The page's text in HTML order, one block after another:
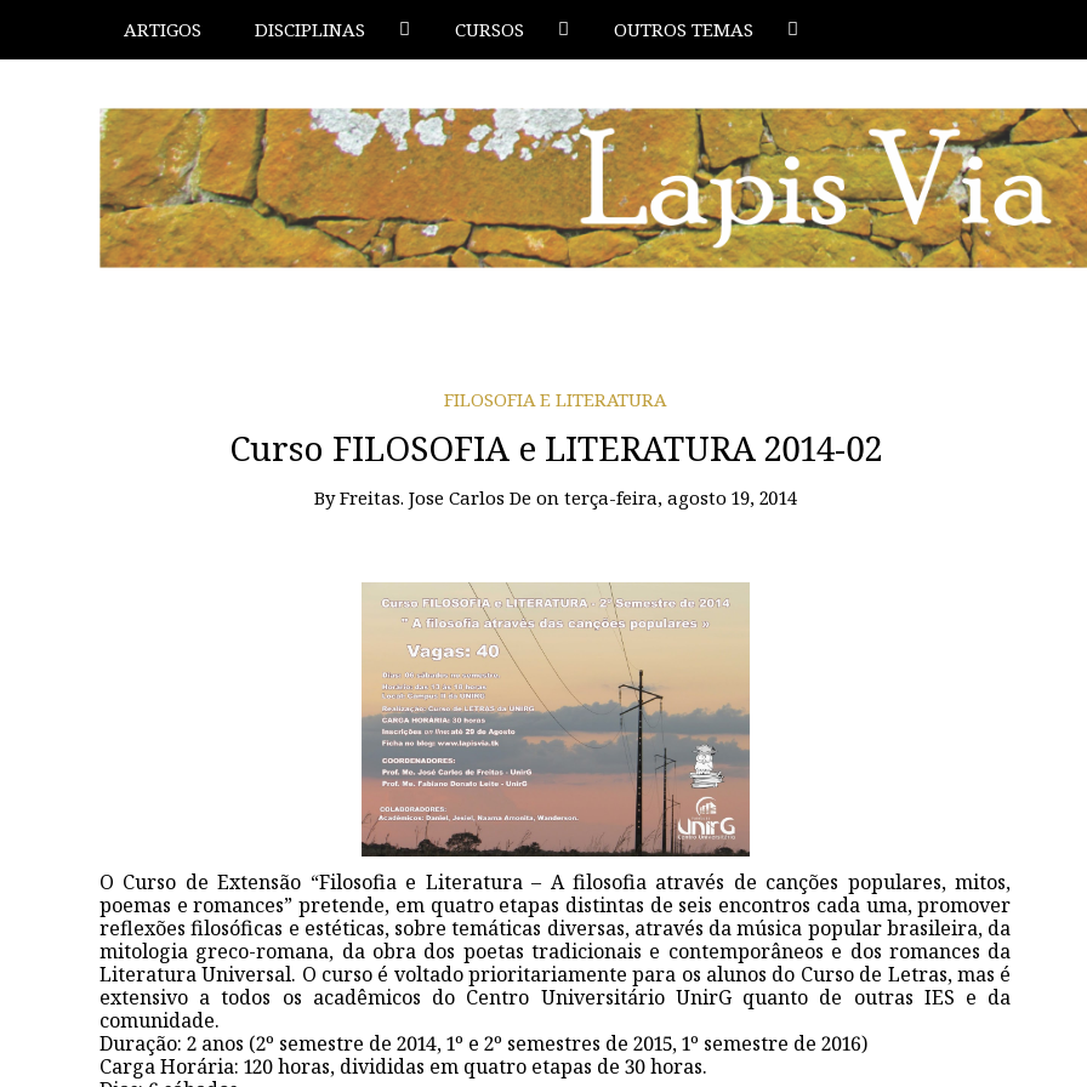
ARTIGOS DISCIPLINAS CURSOS OUTROS TEMAS
FILOSOFIA E LITERATURA
Curso FILOSOFIA e LITERATURA 2014-02
ByFreitas. Jose Carlos De on terça-feira, agosto 19, 2014
O Curso de Extensão “Filosofia e Literatura – A filosofia através de canções populares, mitos,
poemas e romances” pretende, em quatro etapas distintas de seis encontros cada uma, promover
reflexões filosóficas e estéticas, sobre temáticas diversas, através da música popular brasileira, da
mitologia greco-romana, da obra dos poetas tradicionais e contemporâneos e dos romances da
Literatura Universal. O curso é voltado prioritariamente para os alunos do Curso de Letras, mas é
extensivo a todos os acadêmicos do Centro Universitário UnirG quanto de outras IES e da
comunidade.
Duração: 2 anos (2º semestre de 2014, 1º e 2º semestres de 2015, 1º semestre de 2016)
Carga Horária: 120 horas, divididas em quatro etapas de 30 horas.